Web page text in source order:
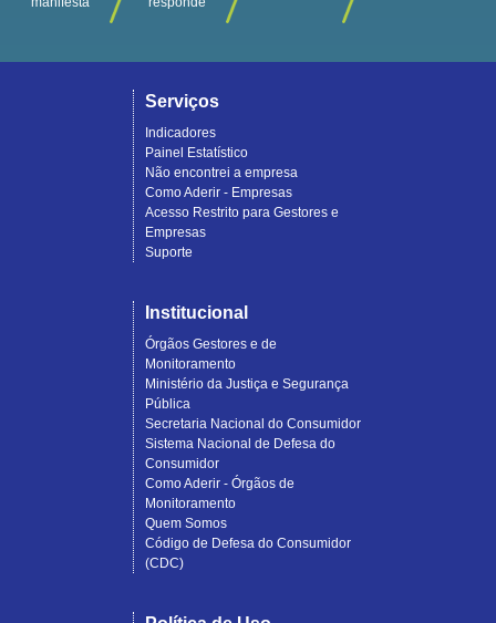
Serviços
Indicadores
Painel Estatístico
Não encontrei a empresa
Como Aderir - Empresas
Acesso Restrito para Gestores e
Empresas
Suporte
Institucional
Órgãos Gestores e de
Monitoramento
Ministério da Justiça e Segurança
Pública
Secretaria Nacional do Consumidor
Sistema Nacional de Defesa do
Consumidor
Como Aderir - Órgãos de
Monitoramento
Quem Somos
Código de Defesa do Consumidor
(CDC)